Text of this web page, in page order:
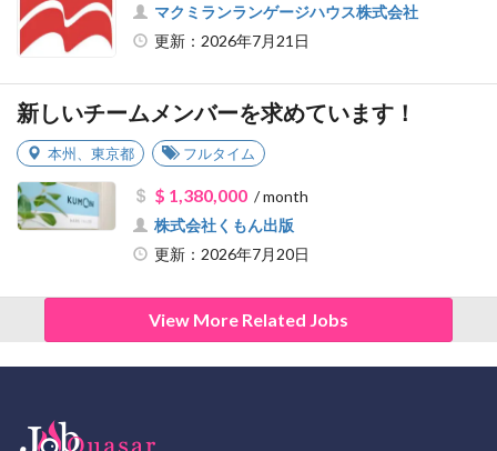
マクミランランゲージハウス株式会社
更新：2026年7月21日
新しいチームメンバーを求めています！
本州 東京都 フルタイム
$ 1,380,000/ month
株式会社くもん出版
更新：2026年7月20日
View More Related Jobs